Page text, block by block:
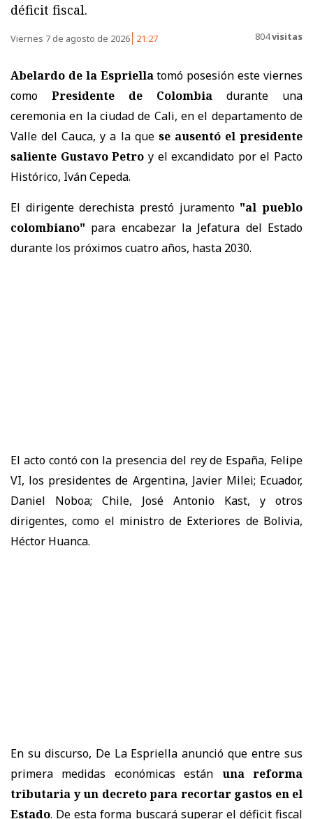
déficit fiscal.
Viernes 7 de agosto de 2026 21:27 804visitas
Abelardo de la Espriellatomó posesión este viernes
como Presidente de Colombia durante una
ceremonia en la ciudad de Cali, en el departamento de
Valle del Cauca, y a la que se ausentó el presidente
saliente Gustavo Petro y el excandidato por el Pacto
Histórico, Iván Cepeda.
El dirigente derechista prestó juramento "al pueblo
colombiano" para encabezar la Jefatura del Estado
durante los próximos cuatro años, hasta 2030.
El acto contó con la presencia del rey de España, Felipe
VI, los presidentes de Argentina, Javier Milei; Ecuador,
Daniel Noboa; Chile, José Antonio Kast, y otros
dirigentes, como el ministro de Exteriores de Bolivia,
Héctor Huanca.
En su discurso, De La Espriella anunció que entre sus
primera medidas económicas están una reforma
tributaria y un decreto para recortar gastos en el
Estado. De esta forma buscará superar el déficit fiscal